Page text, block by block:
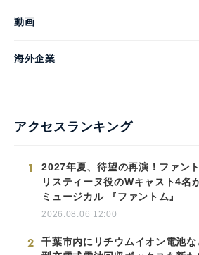
動画
海外企業
アクセスランキング
1
2027年夏、待望の再演！ファン
リスティーヌ役のWキャスト4名
ミュージカル 『ファントム』
2026.08.06 12:00
2
千葉市内にリチウムイオン電池